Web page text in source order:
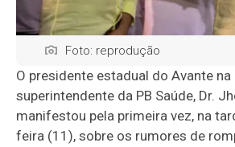
Foto: reprodução
O presidente estadual do Avante na
superintendente da PB Saúde, Dr.
manifestou pela primeira vez, na
feira (11), sobre os rumores de